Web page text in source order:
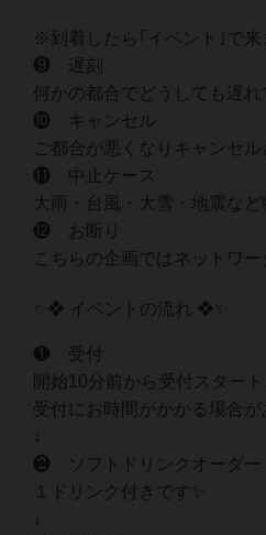
※到着したら｢イベント｣で来
❾ 遅刻
何かの都合でどうしても遅
❿ キャンセル
ご都合が悪くなりキャンセ
⓫ 中止ケース
大雨・台風・大雪・地震な
⓬ お断り
こちらの企画ではネットワ
✨❖ イベントの流れ ❖✨
❶ 受付
開始10分前から受付スタート
受付にお時間がかかる場合
↓
❷ ソフトドリンクオーダー
１ドリンク付きです✨
↓